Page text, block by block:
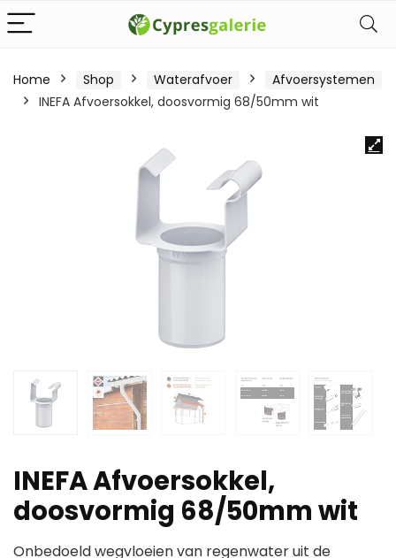
Home Shop Waterafvoer
Afvoersystemen
INEFA Afvoersokkel, doosvormig 68/50mm wit
INEFA Afvoersokkel,
doosvormig 68/50mm wit
Onbedoeld wegvloeien van regenwater uit de